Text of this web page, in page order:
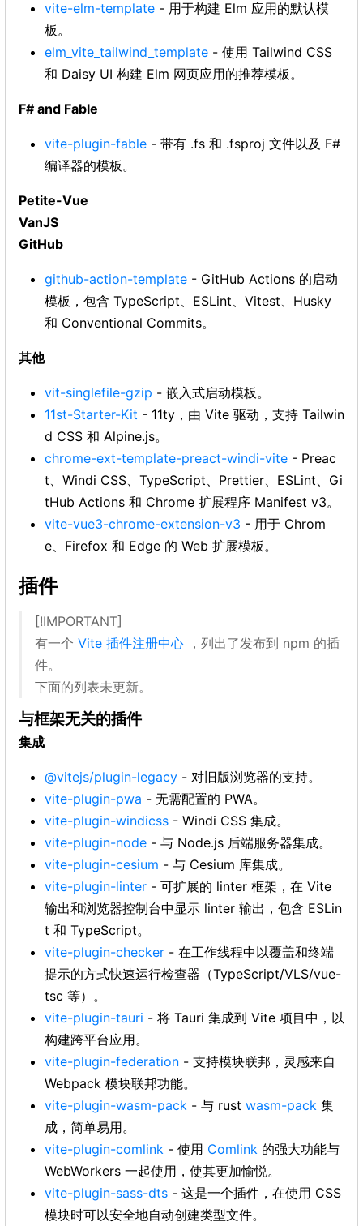
vite-elm-template - 用于构建 Elm 应用的默认模
板。
elm_vite_tailwind_template - 使用 Tailwind CSS
和 Daisy UI 构建 Elm 网页应用的推荐模板。
F# and Fable
vite-plugin-fable - 带有 .fs 和 .fsproj 文件以及 F#
编译器的模板。
Petite-Vue
VanJS
GitHub
github-action-template - GitHub Actions 的启动
模板，包含 TypeScript、ESLint、Vitest、Husky
和 Conventional Commits。
其他
vit-singlefile-gzip - 嵌入式启动模板。
11st-Starter-Kit - 11ty，由 Vite 驱动，支持 Tailwin
d CSS 和 Alpine.js。
chrome-ext-template-preact-windi-vite - Preac
t、Windi CSS、TypeScript、Prettier、ESLint、Gi
tHub Actions 和 Chrome 扩展程序 Manifest v3。
vite-vue3-chrome-extension-v3 - 用于 Chrom
e、Firefox 和 Edge 的 Web 扩展模板。
插件
[!IMPORTANT]
有一个 Vite 插件注册中心 ，列出了发布到 npm 的插
件。
下面的列表未更新。
与框架无关的插件
集成
@vitejs/plugin-legacy - 对旧版浏览器的支持。
vite-plugin-pwa - 无需配置的 PWA。
vite-plugin-windicss - Windi CSS 集成。
vite-plugin-node - 与 Node.js 后端服务器集成。
vite-plugin-cesium - 与 Cesium 库集成。
vite-plugin-linter - 可扩展的 linter 框架，在 Vite
输出和浏览器控制台中显示 linter 输出，包含 ESLin
t 和 TypeScript。
vite-plugin-checker - 在工作线程中以覆盖和终端
提示的方式快速运行检查器（TypeScript/VLS/vue-
tsc 等）。
vite-plugin-tauri - 将 Tauri 集成到 Vite 项目中，以
构建跨平台应用。
vite-plugin-federation - 支持模块联邦，灵感来自
Webpack 模块联邦功能。
vite-plugin-wasm-pack - 与 rust wasm-pack 集
成，简单易用。
vite-plugin-comlink - 使用 Comlink 的强大功能与
WebWorkers 一起使用，使其更加愉悦。
vite-plugin-sass-dts - 这是一个插件，在使用 CSS
模块时可以安全地自动创建类型文件。